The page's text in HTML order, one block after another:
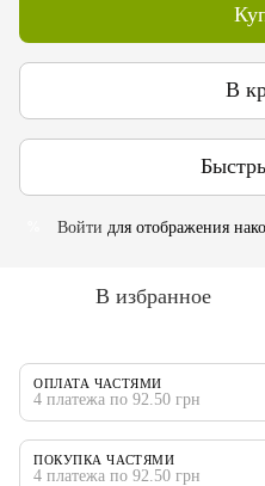
В
Войти для отображения
В избранное
ОПЛАТА ЧАСТЯМИ
4 платежа по 92.50 грн
ПОКУПКА ЧАСТЯМИ
4 платежа по 92.50 грн